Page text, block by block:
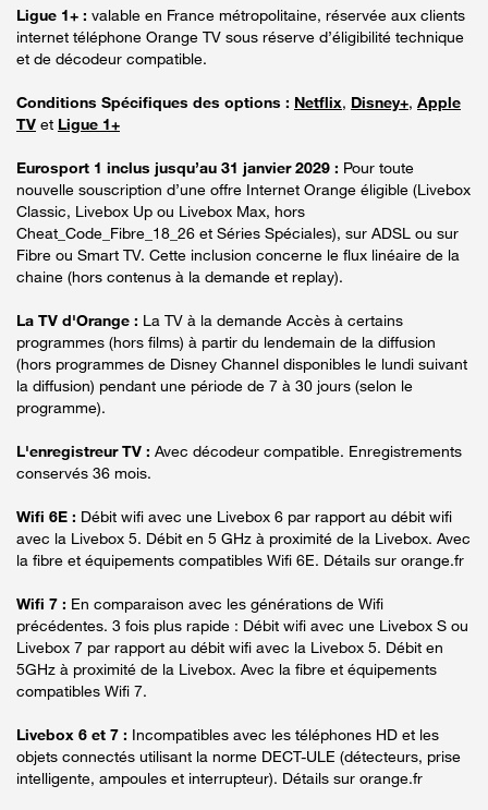
Ligue 1+ : valable en France métropolitaine, réservée aux clients
internet téléphone Orange TV sous réserve d’éligibilité technique
et de décodeur compatible.
Conditions Spécifiques des options : Netflix, Disney+, Apple
TV et Ligue 1+
Eurosport 1 inclus jusqu’au 31 janvier 2029 : Pour toute
nouvelle souscription d’une offre Internet Orange éligible (Livebox
Classic, Livebox Up ou Livebox Max, hors
Cheat_Code_Fibre_18_26 et Séries Spéciales), sur ADSL ou sur
Fibre ou Smart TV. Cette inclusion concerne le flux linéaire de la
chaine (hors contenus à la demande et replay).
La TV d'Orange : La TV à la demande Accès à certains
programmes (hors films) à partir du lendemain de la diffusion
(hors programmes de Disney Channel disponibles le lundi suivant
la diffusion) pendant une période de 7 à 30 jours (selon le
programme).
L'enregistreur TV : Avec décodeur compatible. Enregistrements
conservés 36 mois.
Wifi 6E : Débit wifi avec une Livebox 6 par rapport au débit wifi
avec la Livebox 5. Débit en 5 GHz à proximité de la Livebox. Avec
la fibre et équipements compatibles Wifi 6E. Détails sur orange.fr
Wifi 7 : En comparaison avec les générations de Wifi
précédentes. 3 fois plus rapide : Débit wifi avec une Livebox S ou
Livebox 7 par rapport au débit wifi avec la Livebox 5. Débit en
5GHz à proximité de la Livebox. Avec la fibre et équipements
compatibles Wifi 7.
Livebox 6 et 7 : Incompatibles avec les téléphones HD et les
objets connectés utilisant la norme DECT-ULE (détecteurs, prise
intelligente, ampoules et interrupteur). Détails sur orange.fr